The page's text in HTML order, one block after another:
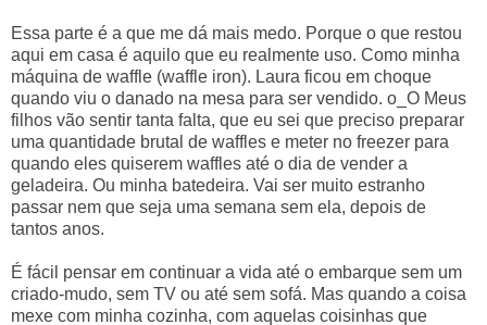
Essa parte é a que me dá mais medo. Porque o que restou
aqui em casa é aquilo que eu realmente uso. Como minha
máquina de waffle (waffle iron). Laura ficou em choque
quando viu o danado na mesa para ser vendido. o_O Meus
filhos vão sentir tanta falta, que eu sei que preciso preparar
uma quantidade brutal de waffles e meter no freezer para
quando eles quiserem waffles até o dia de vender a
geladeira. Ou minha batedeira. Vai ser muito estranho
passar nem que seja uma semana sem ela, depois de
tantos anos.
É fácil pensar em continuar a vida até o embarque sem um
criado-mudo, sem TV ou até sem sofá. Mas quando a coisa
mexe com minha cozinha, com aquelas coisinhas que